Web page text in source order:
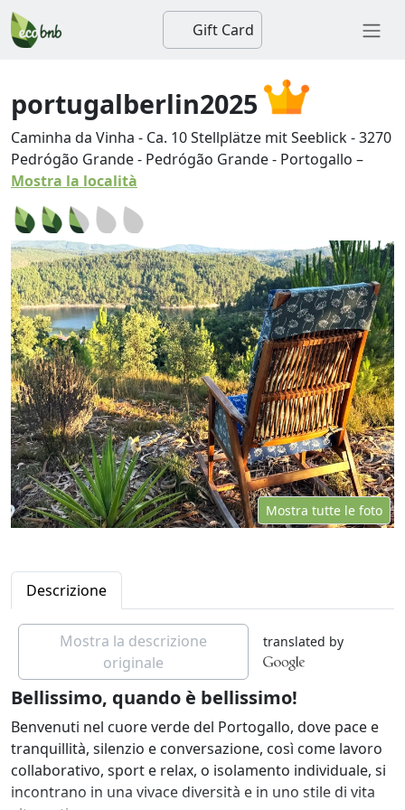
Gift Card
portugalberlin2025
Caminha da Vinha - Ca. 10 Stellplätze mit Seeblick-3270
Pedrógão Grande- Pedrógão Grande- Portogallo –
Mostra la località
Mostra tutte le foto
Descrizione
Mostra la descrizione
originale
translated by
Bellissimo, quando è bellissimo!
Benvenuti nel cuore verde del Portogallo, dove pace e
tranquillità, silenzio e conversazione, così come lavoro
collaborativo, sport e relax, o isolamento individuale, si
incontrano in una vivace diversità e in uno stile di vita